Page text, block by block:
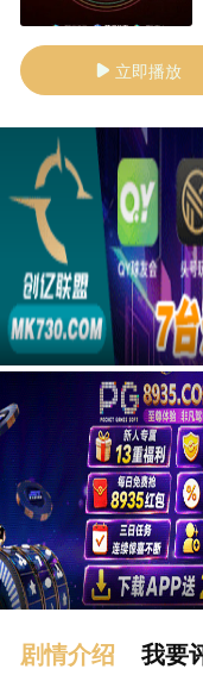
 立即播放
剧情介绍 我要